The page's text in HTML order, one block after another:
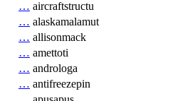
… aircraftstructu
… alaskamalamut
… allisonmack
… amettoti
… androloga
… antifreezepin